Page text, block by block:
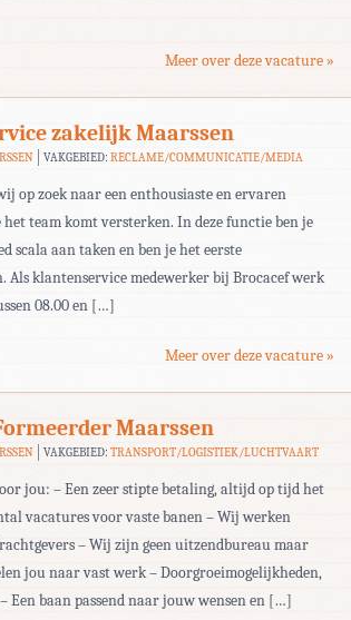
Meer over deze vacature »
zakelijk Maarssen
VAKGEBIED:RECLAME/COMMUNICATIE/MEDIA
op zoek naar een enthousiaste en ervaren
team komt versterken. In deze functie ben je
scala aan taken en ben je het eerste
Als klantenservice medewerker bij Brocacef werk
08.00 en […]
Meer over deze vacature »
Maarssen
VAKGEBIED:TRANSPORT/LOGISTIEK/LUCHTVAART
jou: – Een zeer stipte betaling, altijd op tijd het
vacatures voor vaste banen – Wij werken
– Wij zijn geen uitzendbureau maar
jou naar vast werk – Doorgroeimogelijkheden,
baan passend naar jouw wensen en […]